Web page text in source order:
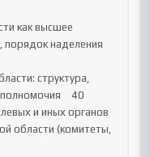
как высшее
порядок наделения
структура,
40
и иных органов
области (комитеты,